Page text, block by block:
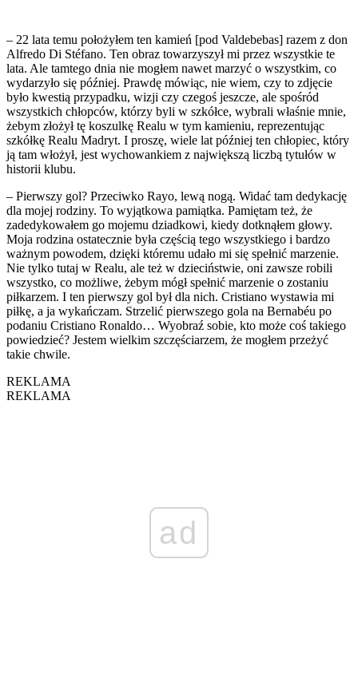
– 22 lata temu położyłem ten kamień [pod Valdebebas] razem z don
Alfredo Di Stéfano. Ten obraz towarzyszył mi przez wszystkie te
lata. Ale tamtego dnia nie mogłem nawet marzyć o wszystkim, co
wydarzyło się później. Prawdę mówiąc, nie wiem, czy to zdjęcie
było kwestią przypadku, wizji czy czegoś jeszcze, ale spośród
wszystkich chłopców, którzy byli w szkółce, wybrali właśnie mnie,
żebym złożył tę koszulkę Realu w tym kamieniu, reprezentując
szkółkę Realu Madryt. I proszę, wiele lat później ten chłopiec, który
ją tam włożył, jest wychowankiem z największą liczbą tytułów w
historii klubu.
– Pierwszy gol? Przeciwko Rayo, lewą nogą. Widać tam dedykację
dla mojej rodziny. To wyjątkowa pamiątka. Pamiętam też, że
zadedykowałem go mojemu dziadkowi, kiedy dotknąłem głowy.
Moja rodzina ostatecznie była częścią tego wszystkiego i bardzo
ważnym powodem, dzięki któremu udało mi się spełnić marzenie.
Nie tylko tutaj w Realu, ale też w dzieciństwie, oni zawsze robili
wszystko, co możliwe, żebym mógł spełnić marzenie o zostaniu
piłkarzem. I ten pierwszy gol był dla nich. Cristiano wystawia mi
piłkę, a ja wykańczam. Strzelić pierwszego gola na Bernabéu po
podaniu Cristiano Ronaldo… Wyobraź sobie, kto może coś takiego
powiedzieć? Jestem wielkim szczęściarzem, że mogłem przeżyć
takie chwile.
REKLAMA
REKLAMA
ad